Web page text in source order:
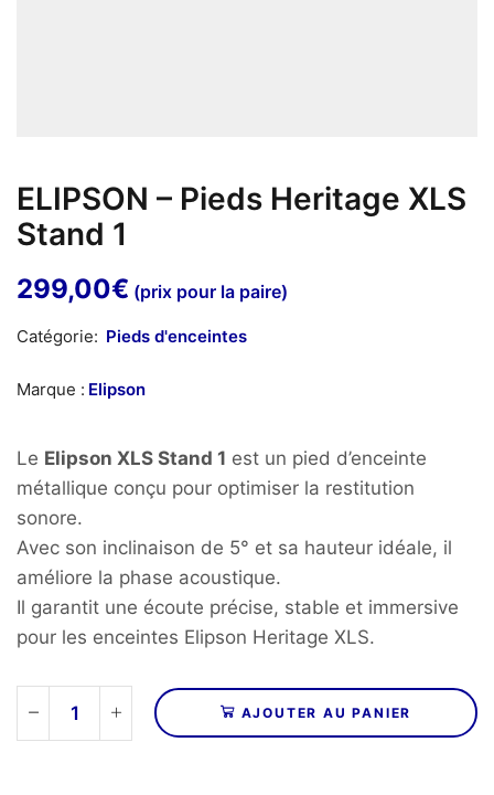
ELIPSON – Pieds Heritage XLS
Stand 1
299,00€ (prix pour la paire)
Catégorie: Pieds d'enceintes
Marque : Elipson
Le Elipson XLS Stand 1 est un pied d’enceinte
métallique conçu pour optimiser la restitution
sonore.
Avec son inclinaison de 5° et sa hauteur idéale, il
améliore la phase acoustique.
Il garantit une écoute précise, stable et immersive
pour les enceintes Elipson Heritage XLS.
quantité
de
AJOUTER AU PANIER